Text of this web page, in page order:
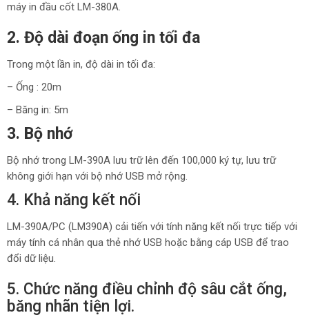
máy in đầu cốt LM-380A.
2. Độ dài đoạn ống in tối đa
Trong một lần in, độ dài in tối đa:
– Ống : 20m
– Băng in: 5m
3. Bộ nhớ
Bộ nhớ trong LM-390A lưu trữ lên đến 100,000 ký tự, lưu trữ
không giới hạn với bộ nhớ USB mở rộng.
4. Khả năng kết nối
LM-390A/PC (LM390A) cải tiến với tính năng kết nối trực tiếp với
máy tính cá nhân qua thẻ nhớ USB hoặc bằng cáp USB để trao
đổi dữ liệu.
5. Chức năng điều chỉnh độ sâu cắt ống,
băng nhãn tiện lợi.